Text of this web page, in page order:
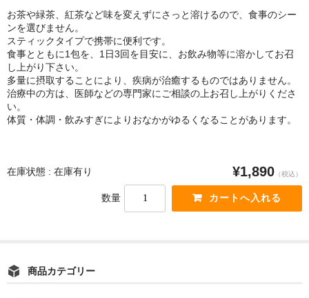
お茶や緑茶、紅茶など味を変えずにさっと溶けるので、食事のシー
ンを選びません。
スティックタイプで携帯に便利です。
食事とともに1包を、1日3回を目安に、お飲み物等に溶かしてお召
し上がり下さい。
多量に摂取することにより、疾病が治癒するものではありません。
治療中の方は、医師などの専門家にご相談の上お召し上がりくださ
い。
体質・体調・飲みすぎによりおなかがゆるくなることがあります。
在庫状態 : 在庫有り ¥1,890 （税込）
数量
商品カテゴリー